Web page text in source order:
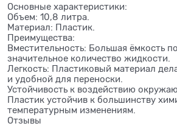
Основные характеристики:
Объем: 10,8 литра.
Материал: Пластик.
Преимущества:
Вместительность: Большая ёмкость
значительное количество жидкости.
Легкость: Пластиковый материал
и удобной для переноски.
Устойчивость к воздействию
Пластик устойчив к большинству
температурным изменениям.
Отзывы